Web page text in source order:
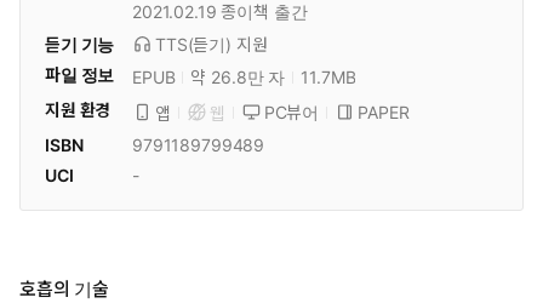
2021.02.19 종이책 출간
듣기 기능
TTS(듣기) 지원
파일 정보
EPUB 약 26.8만 자
11.7MB
지원 환경
앱 웹 PC뷰어
PAPER
ISBN
9791189799489
UCI
-
호흡의 기술